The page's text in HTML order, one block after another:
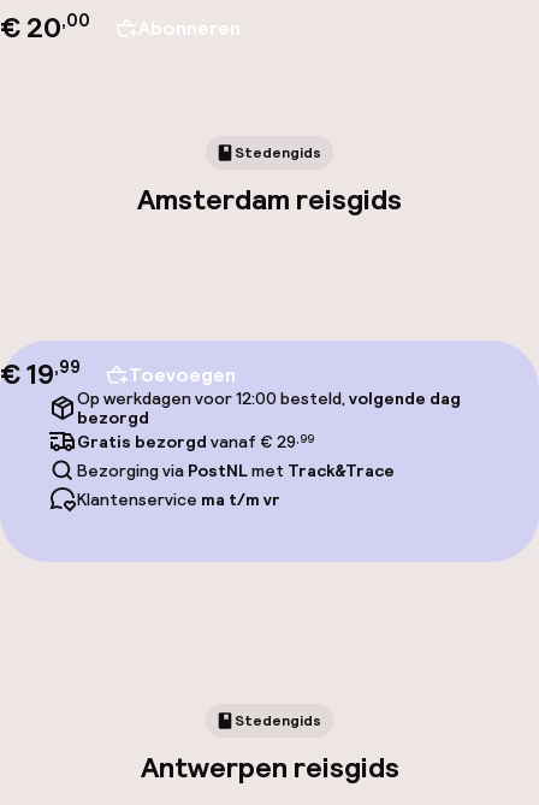
€ 20,00 Abonneren
Stedengids
Amsterdam reisgids
€ 19,99 Toevoegen
Op werkdagen voor 12:00 besteld,volgende dag
bezorgd
Gratis bezorgd vanaf € 29,99
Bezorging via PostNLmet Track&Trace
Klantenservice ma t/m vr
Stedengids
Antwerpen reisgids